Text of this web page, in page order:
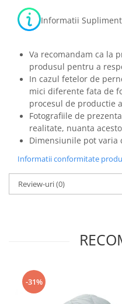
Informatii
Va recomandam ca la
produsul pentru a
In cazul fetelor de
mici diferente fata de
procesul de productie
Fotografiile de
realitate, nuanta
Dimensiunile pot varia
Informatii conformitate
Review-uri(0)
-31%